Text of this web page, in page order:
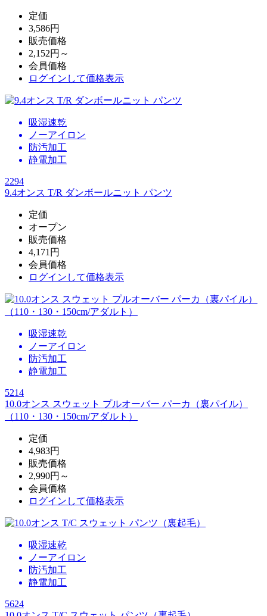
定価
3,586円
販売価格
2,152円～
会員価格
ログイン して価格表示
吸湿速乾
ノーアイロン
防汚加工
静電加工
2294
9.4オンス T/R ダンボールニット パンツ
定価
オープン
販売価格
4,171円
会員価格
ログイン して価格表示
吸湿速乾
ノーアイロン
防汚加工
静電加工
5214
10.0オンス スウェット プルオーバー パーカ（裏パイル）
（110・130・150cm/アダルト）
定価
4,983円
販売価格
2,990円～
会員価格
ログイン して価格表示
吸湿速乾
ノーアイロン
防汚加工
静電加工
5624